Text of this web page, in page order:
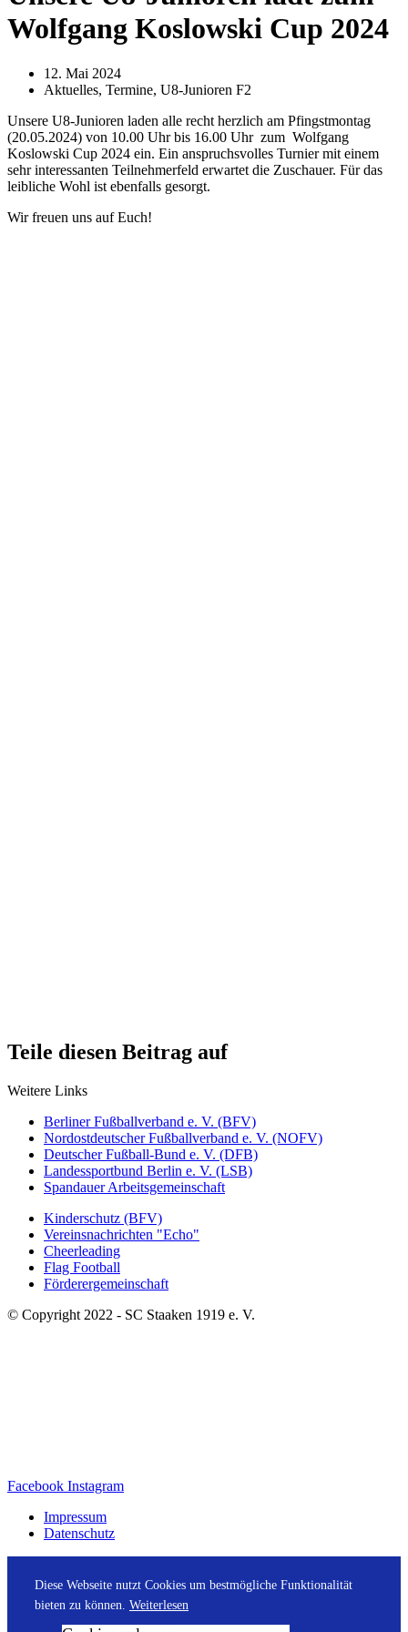
Wolfgang Koslowski Cup 2024
12. Mai 2024
Aktuelles, Termine, U8-Junioren F2
Unsere U8-Junioren laden alle recht herzlich am Pfingstmontag
(20.05.2024) von 10.00 Uhr bis 16.00 Uhr zum Wolfgang
Koslowski Cup 2024 ein. Ein anspruchsvolles Turnier mit einem
sehr interessanten Teilnehmerfeld erwartet die Zuschauer. Für das
leibliche Wohl ist ebenfalls gesorgt.
Wir freuen uns auf Euch!
Teile diesen Beitrag auf
Weitere Links
Berliner Fußballverband e. V. (BFV)
Nordostdeutscher Fußballverband e. V. (NOFV)
Deutscher Fußball-Bund e. V. (DFB)
Landessportbund Berlin e. V. (LSB)
Spandauer Arbeitsgemeinschaft
Kinderschutz (BFV)
Vereinsnachrichten "Echo"
Cheerleading
Flag Football
Förderergemeinschaft
© Copyright 2022 - SC Staaken 1919 e. V.
Facebook Instagram
Impressum
Datenschutz
Diese Webseite nutzt Cookies um bestmögliche Funktionalität
bieten zu können. Weiterlesen